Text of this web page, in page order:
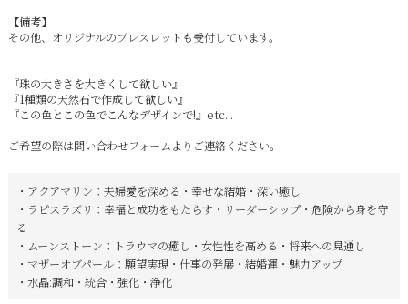
【備考】
その他、オリジナルのブレスレットも受付しています。
『珠の大きさを大きくして欲しい』
『1種類の天然石で作成して欲しい』
『この色とこの色でこんなデザインで!』etc...
ご希望の際は問い合わせフォームよりご連絡ください。
・アクアマリン：夫婦愛を深める・幸せな結婚・深い癒し
・ラピスラズリ：幸福と成功をもたらす・リーダーシップ・危険から身を守
る
・ムーンストーン：トラウマの癒し・女性性を高める・将来への見通し
・マザーオブパール：願望実現・仕事の発展・結婚運・魅力アップ
・水晶:調和・統合・強化・浄化